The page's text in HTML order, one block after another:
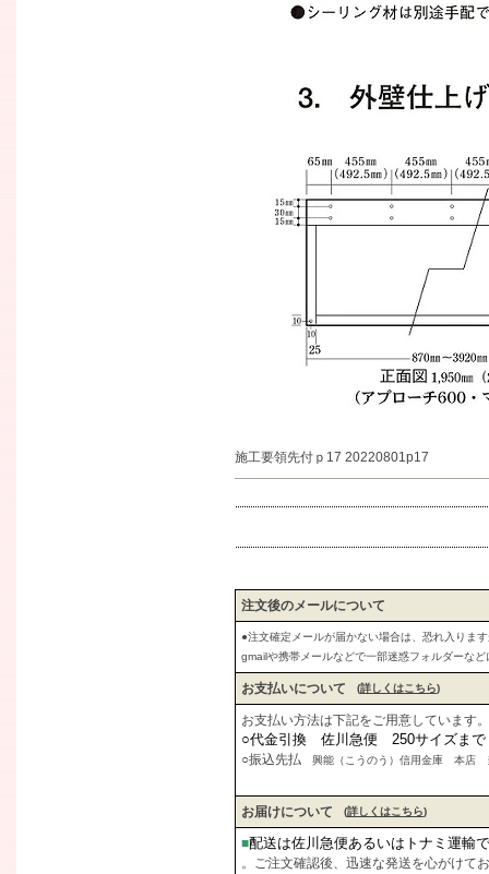
施工要領先付ｐ17 20220801p17
注文後のメールについて
●注文確定メールが届かない場合は、恐れ入りま
gmailや携帯メールなどで一部迷惑フォルダーな
お支払いについて (詳しくはこちら)
お支払い方法は下記をご用意しています。
○代金引換 佐川急便 250サイズま
○振込先払 興能（こうのう）信用金庫 本店
お届けについて (詳しくはこちら)
■配送は佐川急便あるいはトナミ運輸
。ご注文確認後、迅速な発送を心がけて